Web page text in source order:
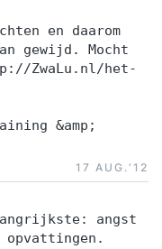
en daarom
gewijd. Mocht
ZwaLu.nl/het-
&amp;
17 AUG.‘12
angst
opvattingen.